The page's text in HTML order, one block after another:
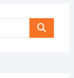
Search